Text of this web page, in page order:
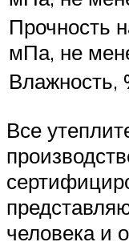
Прочность
мПа, не
Влажность,
Все
человека и